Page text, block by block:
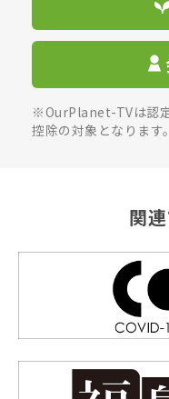
※OurPlanet-TVは認
控除の対象となります。
関